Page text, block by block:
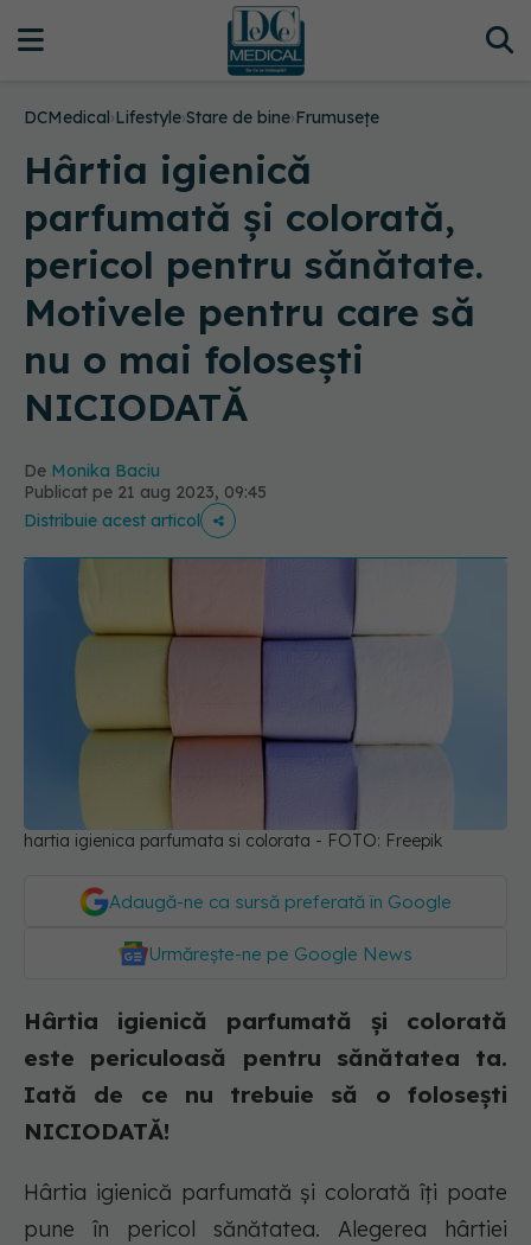
DCMedical›Lifestyle›Stare de bine›Frumusețe
Hârtia igienică
parfumată și colorată,
pericol pentru sănătate.
Motivele pentru care să
nu o mai folosești
NICIODATĂ
De Monika Baciu
Publicat pe 21 aug 2023, 09:45
Distribuie acest articol
hartia igienica parfumata si colorata - FOTO: Freepik
Adaugă-ne ca sursă preferată în Google
Urmărește-ne pe Google News
Hârtia igienică parfumată și colorată
este periculoasă pentru sănătatea ta.
Iată de ce nu trebuie să o folosești
NICIODATĂ!
Hârtia igienică parfumată și colorată îți poate
pune în pericol sănătatea. Alegerea hârtiei